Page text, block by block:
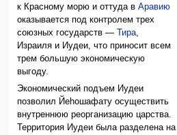
к Красному морю и оттуда вАравию
оказывается под контролем трех
союзных государств —
Тира,
Израиля и Иудеи, что приносит всем
трем большую экономическую
выгоду.
Экономический подъем Иудеи
позволил Йеhошафату осуществить
внутреннюю реорганизацию царства.
Территория Иудеи была разделена на